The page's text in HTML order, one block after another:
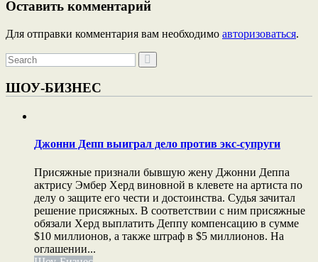
Оставить комментарий
Для отправки комментария вам необходимо авторизоваться.
ШОУ-БИЗНЕС
Джонни Депп выиграл дело против экс-супруги
Присяжные признали бывшую жену Джонни Деппа
актрису Эмбер Херд виновной в клевете на артиста по
делу о защите его чести и достоинства. Судья зачитал
решение присяжных. В соответствии с ним присяжные
обязали Херд выплатить Деппу компенсацию в сумме
$10 миллионов, а также штраф в $5 миллионов. На
оглашении...